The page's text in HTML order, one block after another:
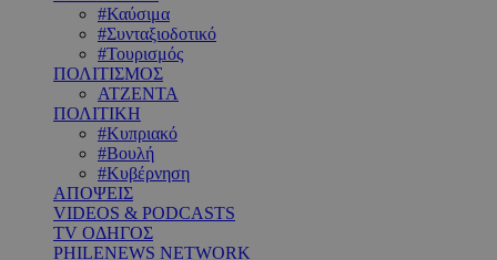
#Καύσιμα
#Συνταξιοδοτικό
#Τουρισμός
ΠΟΛΙΤΙΣΜΟΣ
ΑΤΖΕΝΤΑ
ΠΟΛΙΤΙΚΗ
#Κυπριακό
#Βουλή
#Κυβέρνηση
ΑΠΟΨΕΙΣ
VIDEOS & PODCASTS
TV ΟΔΗΓΟΣ
PHILENEWS NETWORK